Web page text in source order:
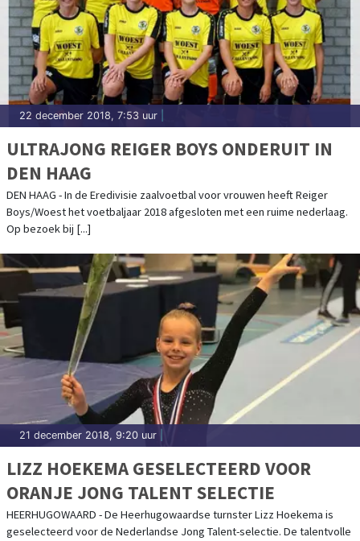
22 december 2018, 7:53 uur
ULTRAJONG REIGER BOYS ONDERUIT IN
DEN HAAG
DEN HAAG - In de Eredivisie zaalvoetbal voor vrouwen heeft Reiger
Boys/Woest het voetbaljaar 2018 afgesloten met een ruime nederlaag.
Op bezoek bij [...]
21 december 2018, 9:20 uur
LIZZ HOEKEMA GESELECTEERD VOOR
ORANJE JONG TALENT SELECTIE
HEERHUGOWAARD - De Heerhugowaardse turnster Lizz Hoekema is
geselecteerd voor de Nederlandse Jong Talent-selectie. De talentvolle